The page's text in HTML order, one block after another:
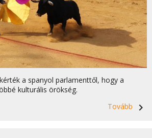
a spanyol parlamenttől, hogy a
kulturális örökség.
Tovább
navigate_next